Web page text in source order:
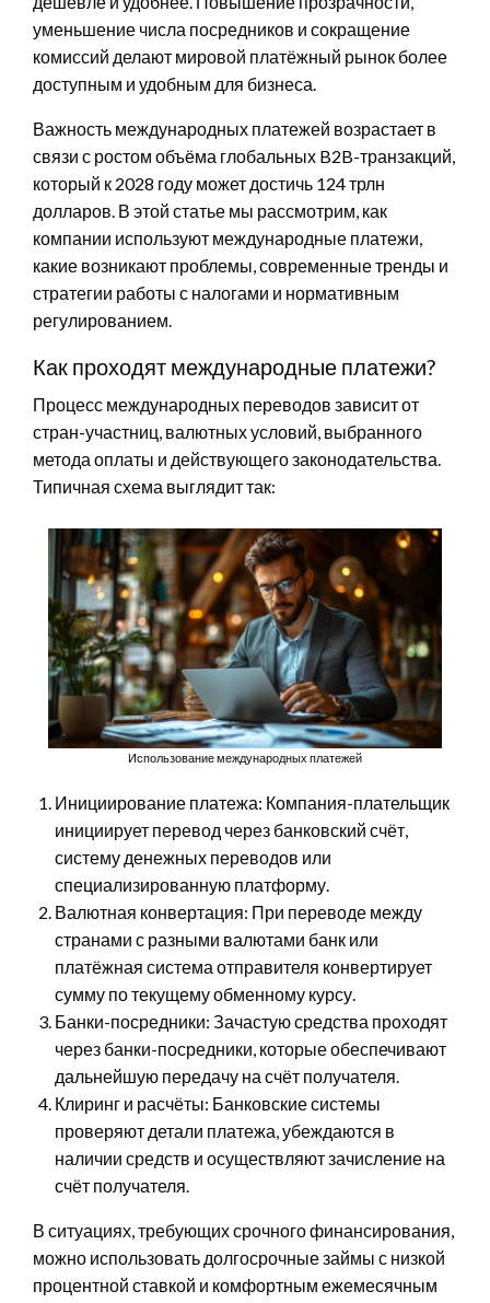
уменьшение числа посредников и сокращение
комиссий делают мировой платёжный рынок более
доступным и удобным для бизнеса.
Важность международных платежей возрастает в
связи с ростом объёма глобальных B2B-транзакций,
который к 2028 году может достичь 124 трлн
долларов. В этой статье мы рассмотрим, как
компании используют международные платежи,
какие возникают проблемы, современные тренды и
стратегии работы с налогами и нормативным
регулированием.
Как проходят международные платежи?
Процесс международных переводов зависит от
стран-участниц, валютных условий, выбранного
метода оплаты и действующего законодательства.
Типичная схема выглядит так:
Использование международных платежей
Инициирование платежа: Компания-плательщик
инициирует перевод через банковский счёт,
систему денежных переводов или
специализированную платформу.
Валютная конвертация: При переводе между
странами с разными валютами банк или
платёжная система отправителя конвертирует
сумму по текущему обменному курсу.
Банки-посредники: Зачастую средства проходят
через банки-посредники, которые обеспечивают
дальнейшую передачу на счёт получателя.
Клиринг и расчёты: Банковские системы
проверяют детали платежа, убеждаются в
наличии средств и осуществляют зачисление на
счёт получателя.
В ситуациях, требующих срочного финансирования,
можно использовать долгосрочные займы с низкой
процентной ставкой и комфортным ежемесячным